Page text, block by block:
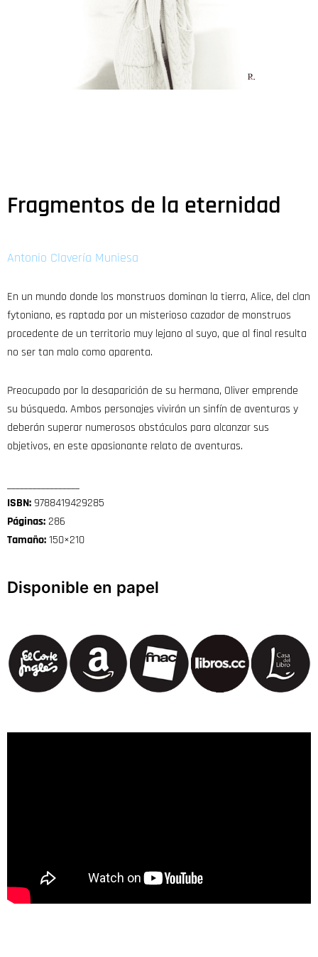
Fragmentos de la eternidad
Antonio Clavería Muniesa
En un mundo donde los monstruos dominan la tierra, Alice, del clan
fytoniano, es raptada por un misterioso cazador de monstruos
procedente de un territorio muy lejano al suyo, que al final resulta
no ser tan malo como aparenta.
Preocupado por la desaparición de su hermana, Oliver emprende
su búsqueda. Ambos personajes vivirán un sinfín de aventuras y
deberán superar numerosos obstáculos para alcanzar sus
objetivos, en este apasionante relato de aventuras.
ISBN:9788419429285
Páginas:286
Tamaño:150×210
Disponible en papel